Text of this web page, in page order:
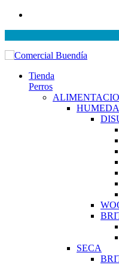
Tienda
Perros
HUMEDA
SECA